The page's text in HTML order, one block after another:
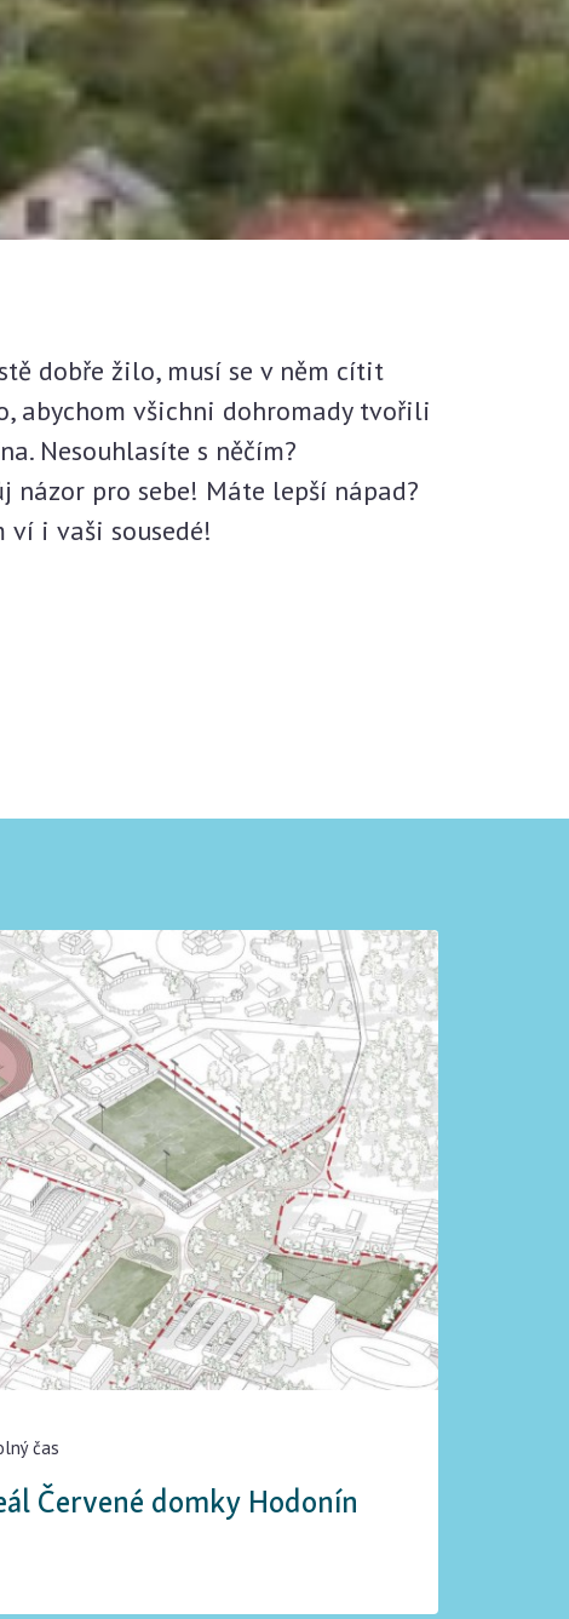
dobře žilo, musí se v něm cítit
abychom všichni dohromady tvořili
Nesouhlasíte s něčím?
názor pro sebe! Máte lepší nápad?
ví i vaši sousedé!
čas
Červené domky Hodonín